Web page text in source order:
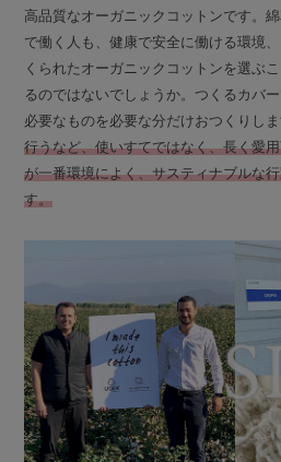
高品質なオーガニックコットンです。
で働く人も、健康で安全に働ける環境
くられたオーガニックコットンを選ぶ
るのではないでしょうか。つくるカバ
必要なものを必要な分だけおつくりし
行うなど、使いすてではなく、長く愛
が一番環境によく、サスティナブルな
す。